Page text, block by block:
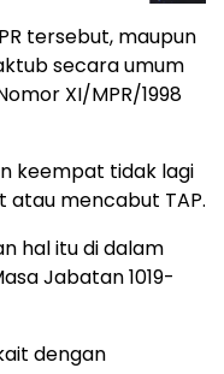
tersebut, maupun
secara umum
XI/MPR/1998
keempat tidak lagi
atau mencabut TAP.
hal itu di dalam
Jabatan 1019-
dengan